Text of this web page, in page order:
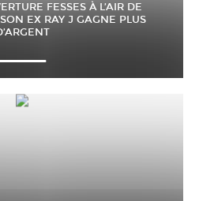
FESSES À L’AIR DE
EX RAY J GAGNE PLUS